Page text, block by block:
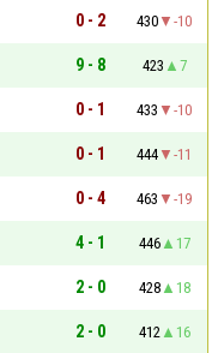
0 - 2 430
-10
9 - 8 423
7
0 - 1 433
-10
0 - 1 444
-11
0 - 4 463
-19
4 - 1 446
17
2 - 0 428
18
2 - 0 412
16